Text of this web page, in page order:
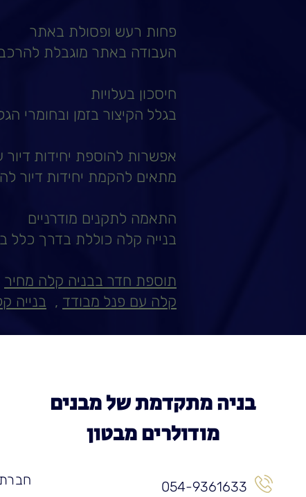
פחות רעש ופסולת באתר
העבודה באתר מוגבלת
חיסכון בעלויות
בגלל הקיצור בזמן ובחומרי
אפשרות להוספת יחידות דיור
מתאים להקמת יחידות דיור
התאמה לתקנים מודרניים
בנייה קלה כוללת בדרך כלל
תוספת חדר בבניה קלה מחיר
קלה עם פנל מבודד , בנייה
חברת
בניה מתקדמת של מבנים
מודולרים מבטון
054-9361633